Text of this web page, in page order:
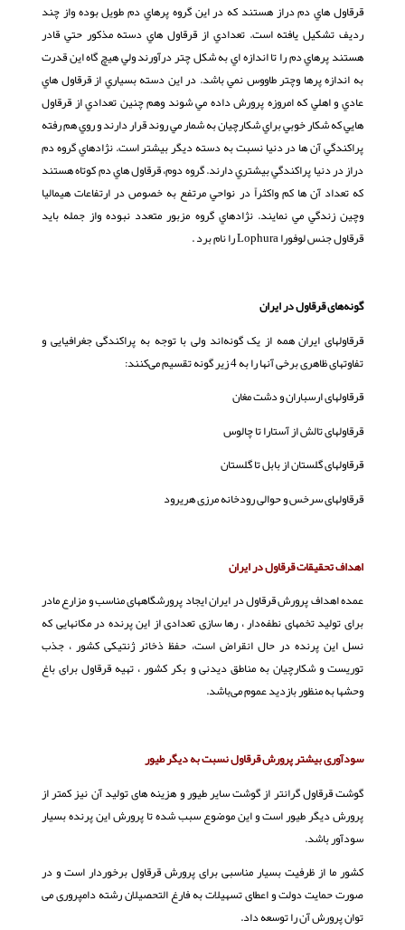
قرقاول هاي دم دراز هستند كه در اين گروه پرهاي دم طويل بوده واز چند
رديف تشكيل يافته است. تعدادي از قرقاول هاي دسته مذكور حتي قادر
هستند پرهاي دم را تا اندازه اي به شكل چتر درآورند ولي هيچ گاه اين قدرت
به اندازه پرها وچتر طاووس نمي باشد. در اين دسته بسياري از قرقاول هاي
عادي و اهلي كه امروزه پرورش داده مي شوند وهم چنين تعدادي از قرقاول
هايي كه شكار خوبي براي شكارچيان به شمار مي روند قرار دارند و روي هم رفته
پراكندگي آن ها در دنيا نسبت به دسته ديگر بيشتر است. نژادهاي گروه دم
دراز در دنيا پراكندگي بيشتري دارند. گروه دوم، قرقاول هاي دم كوتاه هستند
كه تعداد آن ها كم واكثراً در نواحي مرتفع به خصوص در ارتفاعات هيماليا
وچين زندگي مي نمايند. نژادهاي گروه مزبور متعدد نبوده واز جمله بايد
قرقاول جنس لوفورا Lophura را نام برد .
گونه‌های قرقاول در ایران
قرقاولهای ایران همه از یک گونه‌اند ولی با توجه به پراکندگی جغرافیایی و
تفاوتهای ظاهری برخی آنها را به 4 زیر گونه تقسیم می‌کنند:
قرقاولهای ارسباران و دشت مغان
قرقاولهای تالش از آستارا تا چالوس
قرقاولهای گلستان از بابل تا گلستان
قرقاولهای سرخس و حوالی رودخانه مرزی هریرود
اهداف تحقیقات قرقاول در ایران
عمده اهداف پرورش قرقاول در ایران ایجاد پرورشگاههای مناسب و مزارع مادر
برای تولید تخمهای نطفه‌دار ، رها سازی تعدادی از این پرنده در مکانهایی که
نسل این پرنده در حال انقراض است، حفظ ذخائر ژنتیکی کشور ، جذب
توریست و شکارچیان به مناطق دیدنی و بکر کشور ، تهیه قرقاول برای باغ
وحشها به منظور بازدید عموم می‌باشد.
سودآوری بیشتر پرورش قرقاول نسبت به دیگر طیور
گوشت قرقاول گرانتر از گوشت سایر طیور و هزینه های تولید آن نیز كمتر از
پرورش دیگر طیور است و این موضوع سبب شده تا پرورش این پرنده بسیار
سودآور باشد.
كشور ما از ظرفیت بسیار مناسبی برای پرورش قرقاول برخوردار است و در
صورت حمایت دولت و اعطای تسهیلات به فارغ التحصیلان رشته دامپروری می
توان پرورش آن را توسعه داد.